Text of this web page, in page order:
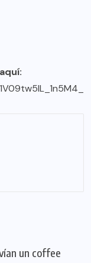
un coffee